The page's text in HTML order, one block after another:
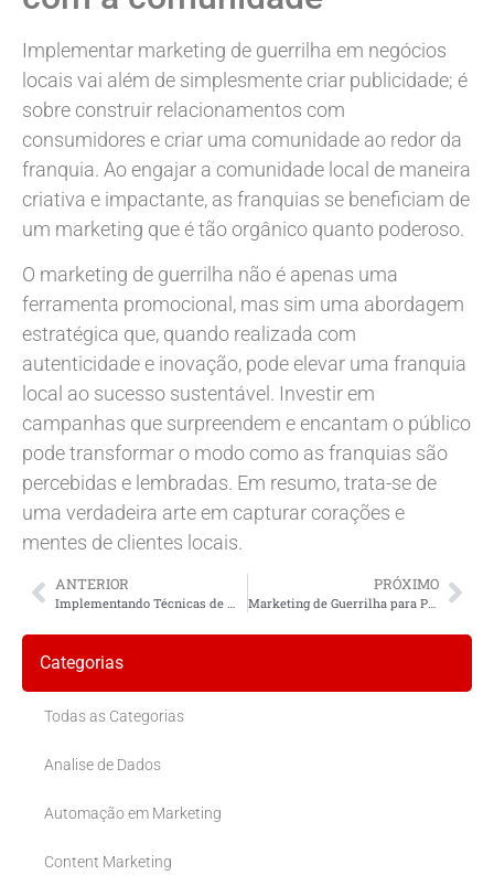
Implementar marketing de guerrilha em negócios
locais vai além de simplesmente criar publicidade; é
sobre construir relacionamentos com
consumidores e criar uma comunidade ao redor da
franquia. Ao engajar a comunidade local de maneira
criativa e impactante, as franquias se beneficiam de
um marketing que é tão orgânico quanto poderoso.
O marketing de guerrilha não é apenas uma
ferramenta promocional, mas sim uma abordagem
estratégica que, quando realizada com
autenticidade e inovação, pode elevar uma franquia
local ao sucesso sustentável. Investir em
campanhas que surpreendem e encantam o público
pode transformar o modo como as franquias são
percebidas e lembradas. Em resumo, trata-se de
uma verdadeira arte em capturar corações e
mentes de clientes locais.
ANTERIOR PRÓXIMO
Marketing de Guerrilha para Pequenas Empresas: Táticas Inovadoras
Categorias
Todas as Categorias
Analise de Dados
Automação em Marketing
Content Marketing